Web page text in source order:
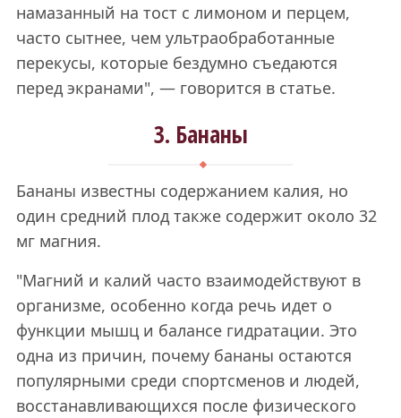
намазанный на тост с лимоном и перцем,
часто сытнее, чем ультраобработанные
перекусы, которые бездумно съедаются
перед экранами", — говорится в статье.
3. Бананы
Бананы известны содержанием калия, но
один средний плод также содержит около 32
мг магния.
"Магний и калий часто взаимодействуют в
организме, особенно когда речь идет о
функции мышц и балансе гидратации. Это
одна из причин, почему бананы остаются
популярными среди спортсменов и людей,
восстанавливающихся после физического